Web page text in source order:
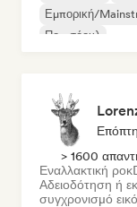
Εμπορική/
Ποπ σόουλ
> 1600
Εναλλακτική ροκ
Αδειοδότηση ή
συγχρονισμό